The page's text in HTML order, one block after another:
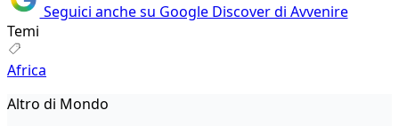
Seguici anche su Google Discover di Avvenire
Temi
Africa
Altro di Mondo